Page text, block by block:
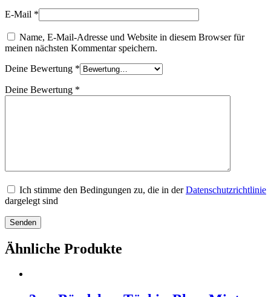
E-Mail *
Name, E-Mail-Adresse und Website in diesem Browser für
meinen nächsten Kommentar speichern.
Deine Bewertung *
Deine Bewertung *
Ich stimme den Bedingungen zu, die in derDatenschutzrichtlinie
dargelegt sind
Ähnliche Produkte